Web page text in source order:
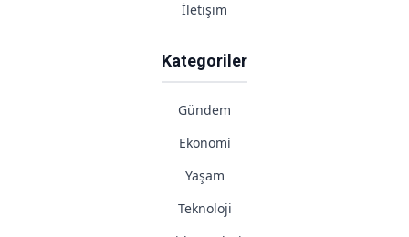
İletişim
Kategoriler
Gündem
Ekonomi
Yaşam
Teknoloji